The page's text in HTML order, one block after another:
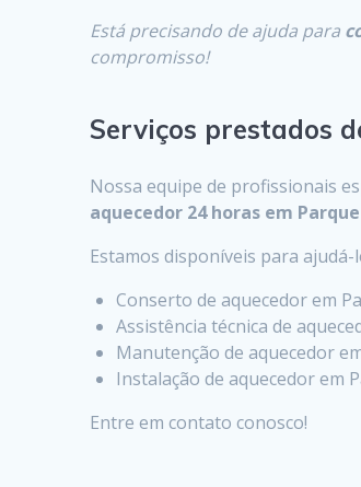
Está precisando de ajuda para
compromisso!
Serviços prestados
Nossa equipe de profissionais
aquecedor 24 horas em
Estamos disponíveis para
Conserto de aquecedor em
Assistência técnica de
Manutenção de aquecedor
Instalação de aquecedor em
Entre em contato conosco!